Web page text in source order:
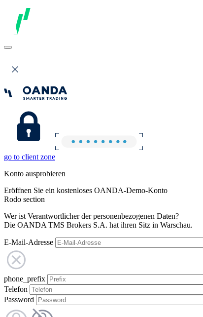
go to client zone
Konto ausprobieren
Eröffnen Sie ein kostenloses OANDA-Demo-Konto
Rodo section
Wer ist Verantwortlicher der personenbezogenen Daten?
Die OANDA TMS Brokers S.A. hat ihren Sitz in Warschau.
E-Mail-Adresse
phone_prefix
Telefon
Password